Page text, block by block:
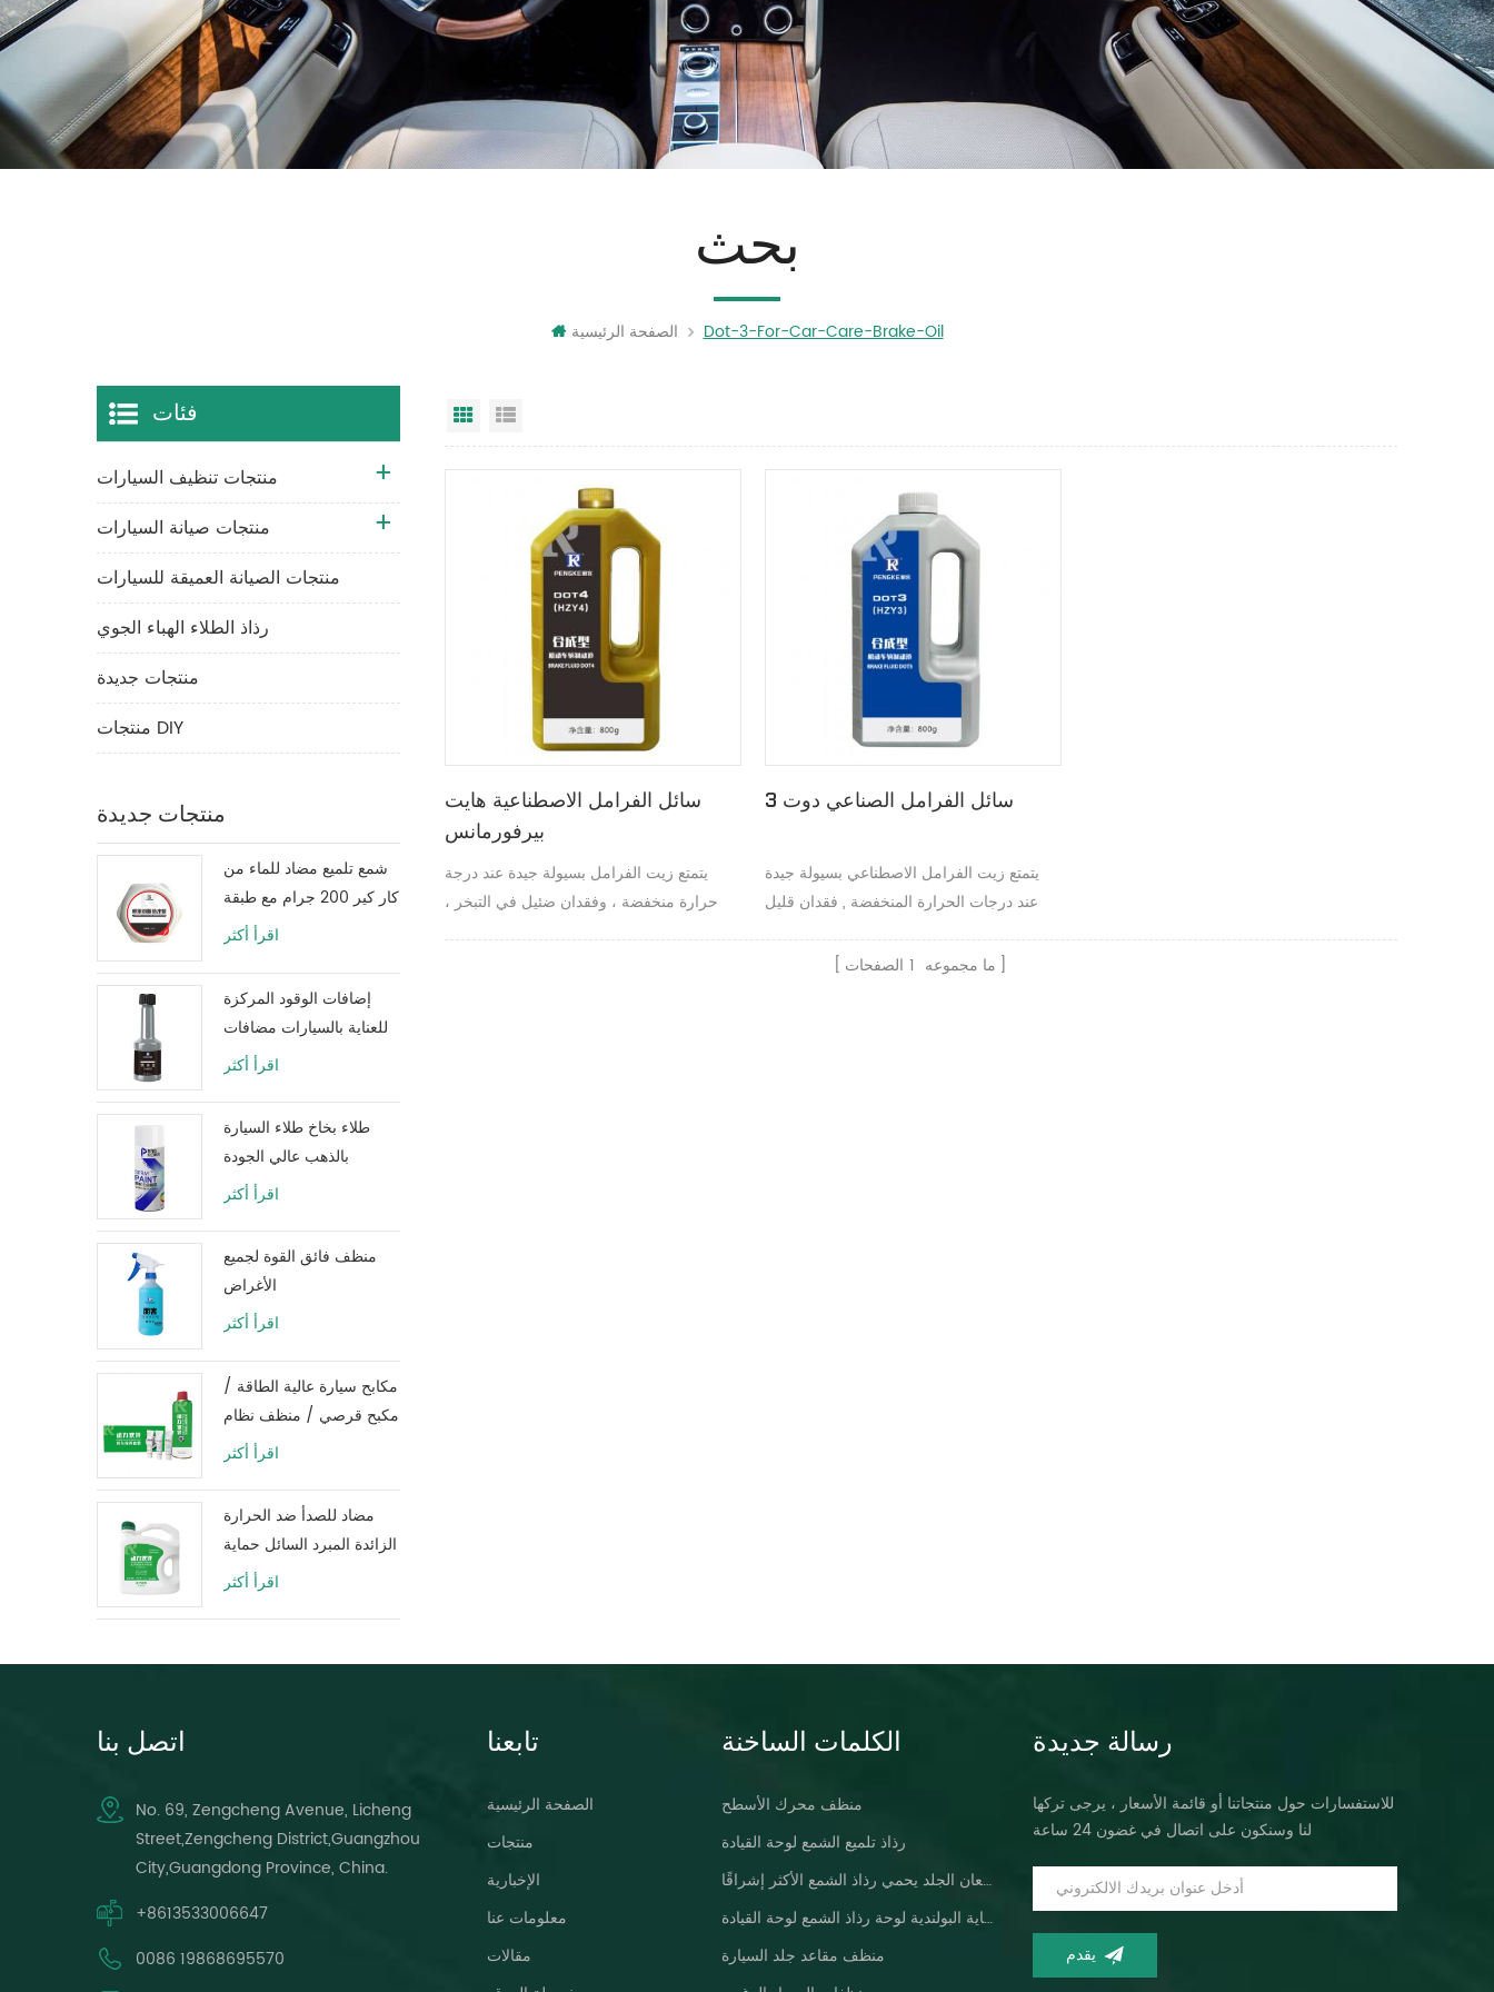
بحث
الصفحة الرئيسية Dot-3-For-Car-Care-Brake-Oil
عرض شبكي
سائل الفرامل الاصطناعية هايت
بيرفورمانس
يتمتع زيت الفرامل بسيولة جيدة عند درجة
حرارة منخفضة ، وفقدان ضئيل في التبخر ،
سائل الفرامل الصناعي دوت 3
يتمتع زيت الفرامل الاصطناعي بسيولة جيدة
عند درجات الحرارة المنخفضة , فقدان قليل
درجات الحرارة العالية . ما مجموعه 1 الصفحات
فئات
منتجات تنظيف السيارات
منتجات صيانة السيارات
منتجات الصيانة العميقة للسيارات
رذاذ الطلاء الهباء الجوي
منتجات جديدة
منتجات DIY
منتجات جديدة
شمع تلميع مضاد للماء من
كار كير 200 جرام مع طبقة
طلاء واقية
اقرأ أكثر
إضافات الوقود المركزة
للعناية بالسيارات مضافات
زيت وقود المحرك 80
اقرأ أكثر
طلاء بخاخ طلاء السيارة
بالذهب عالي الجودة
اقرأ أكثر
منظف ​​فائق القوة لجميع
الأغراض
اقرأ أكثر
مكابح سيارة عالية الطاقة /
مكبح قرصي / منظف ​​نظام
فرامل الأسطوانة
اقرأ أكثر
مضاد للصدأ ضد الحرارة
الزائدة المبرد السائل حماية
خزان المياه حياة طويلة
اقرأ أكثر
اتصل بنا
No. 69, Zengcheng Avenue, Licheng
Street,Zengcheng District,Guangzhou
City,Guangdong Province, China.
+8613533006647
0086 19868695570
تابعنا
الصفحة الرئيسية
منتجات
الإخبارية
معلومات عنا
مقالات
الكلمات الساخنة
منظف ​​محرك الأسطح
رذاذ تلميع الشمع لوحة القيادة
لوحة القيادة ، لمعان الجلد يحمي رذاذ الشمع الأكثر إشراقًا
سيارة العناية البولندية لوحة رذاذ الشمع لوحة القيادة
منظف ​​مقاعد جلد السيارة
رسالة جديدة
للاستفسارات حول منتجاتنا أو قائمة الأسعار ، يرجى تركها
لنا وسنكون على اتصال في غضون 24 ساعة